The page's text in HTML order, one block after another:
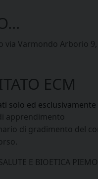
via Varmondo Arborio
ECM
solo ed esclusivamente
apprendimento
di gradimento del
E BIOETICA